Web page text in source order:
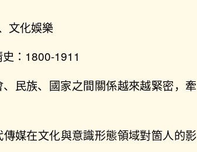
文化娛樂
：1800-1911
民族、國家之間關係越來越緊密，牽
媒在文化與意識形態領域對箇人的影